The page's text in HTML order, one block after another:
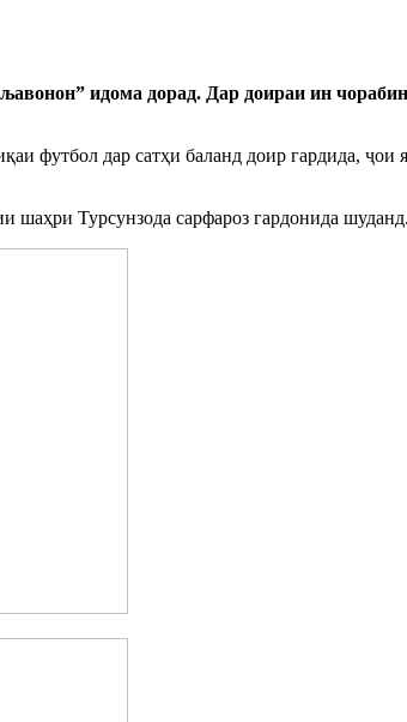
идома дорад. Дар доираи ин
футбол дар сатҳи баланд доир гардида,
шаҳри Турсунзода сарфароз гардонида шуданд.